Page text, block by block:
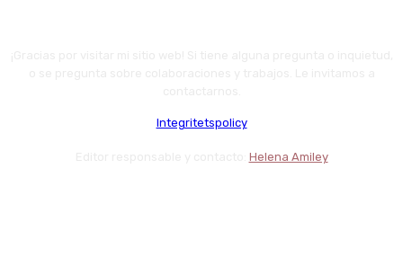
Integritetspolicy
Helena Amiley